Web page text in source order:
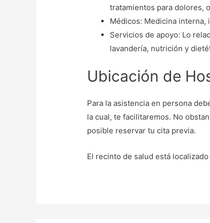
tratamientos para dolores,
Médicos: Medicina
Servicios de apoyo: Lo
lavandería, nutrición y
Ubicación de
Para la asistencia en persona
la cual, te facilitaremos. No
posible reservar tu cita previa.
El recinto de salud está